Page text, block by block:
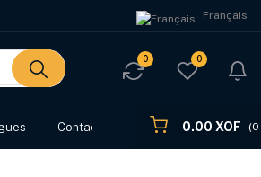
Français
0 0
Contact 0.00 XOF (0